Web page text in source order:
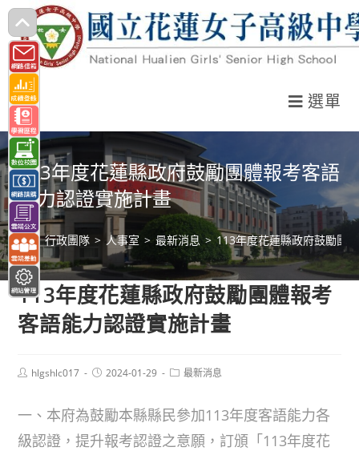
跳
轉
至
主
要
內
容
選單
113年度花蓮縣政府鼓勵團體報考客語
能力認證實施計畫
> 行政團隊 > 人事室 > 最新消息 > 113年度花蓮縣政府鼓勵團
113年度花蓮縣政府鼓勵團體報考
客語能力認證實施計畫
Posthlgshlc017
Post2024-01-29
Post最新消息
一、本府為鼓勵本縣縣民參加113年度客語能力各
級認證，提升報考認證之意願，訂頒「113年度花